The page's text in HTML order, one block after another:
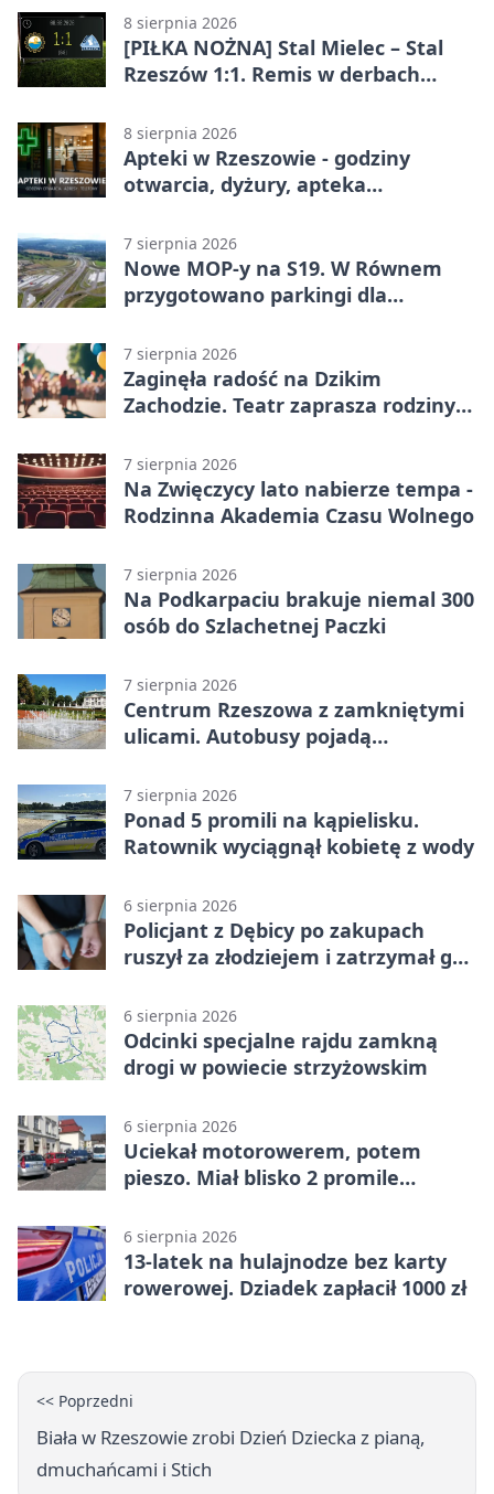
8 sierpnia 2026
[PIŁKA NOŻNA] Stal Mielec – Stal
Rzeszów 1:1. Remis w derbach
8 sierpnia 2026
Apteki w Rzeszowie - godziny
otwarcia, dyżury, apteka
7 sierpnia 2026
Nowe MOP-y na S19. W Równem
przygotowano parkingi dla
7 sierpnia 2026
Zaginęła radość na Dzikim
Zachodzie. Teatr zaprasza rodziny
7 sierpnia 2026
Na Zwięczycy lato nabierze tempa -
Rodzinna Akademia Czasu Wolnego
7 sierpnia 2026
Na Podkarpaciu brakuje niemal 300
osób do Szlachetnej Paczki
7 sierpnia 2026
Centrum Rzeszowa z zamkniętymi
ulicami. Autobusy pojadą
7 sierpnia 2026
Ponad 5 promili na kąpielisku.
Ratownik wyciągnął kobietę z wody
6 sierpnia 2026
Policjant z Dębicy po zakupach
ruszył za złodziejem i zatrzymał go
6 sierpnia 2026
Odcinki specjalne rajdu zamkną
drogi w powiecie strzyżowskim
6 sierpnia 2026
Uciekał motorowerem, potem
pieszo. Miał blisko 2 promile
6 sierpnia 2026
13-latek na hulajnodze bez karty
rowerowej. Dziadek zapłacił 1000 zł
<< Poprzedni
Biała w Rzeszowie zrobi Dzień Dziecka z pianą,
dmuchańcami i Stich